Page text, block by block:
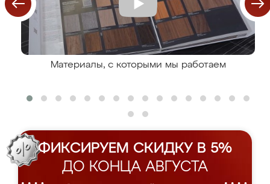
Материалы, с которыми мы работаем
ФИКСИРУЕМ СКИДКУ В 5%
ДО КОНЦА АВГУСТА